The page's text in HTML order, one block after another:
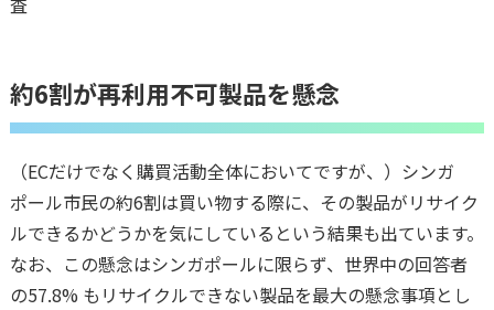
約6割が再利用不可製品を懸念
（ECだけでなく購買活動全体においてですが、）シンガ
ポール市民の約6割は買い物する際に、その製品がリサイク
ルできるかどうかを気にしているという結果も出ています。
なお、この懸念はシンガポールに限らず、世界中の回答者
の57.8% もリサイクルできない製品を最大の懸念事項とし